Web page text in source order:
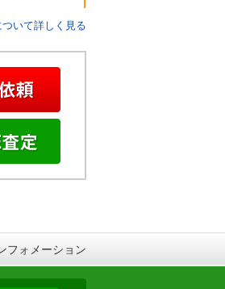
いて詳しく見る
フォメーション